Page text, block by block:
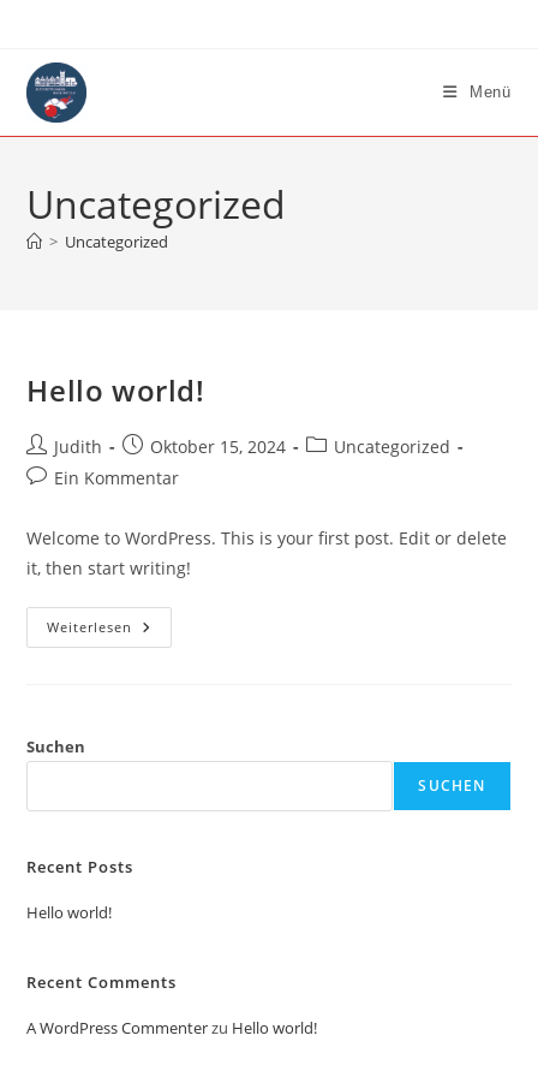
springen
Menü
Uncategorized
> Uncategorized
Hello world!
Beitrags-
Autor:
Judith
Beitrag
veröffentlicht:
Oktober 15, 2024
Beitrags-
Uncategorized
Beitrags-
Ein Kommentar
Welcome to WordPress. This is your first post. Edit or delete
it, then start writing!
Weiterlesen Hello
World!
Suchen
SUCHEN
Recent Posts
Hello world!
Recent Comments
A WordPress Commenterzu Hello world!